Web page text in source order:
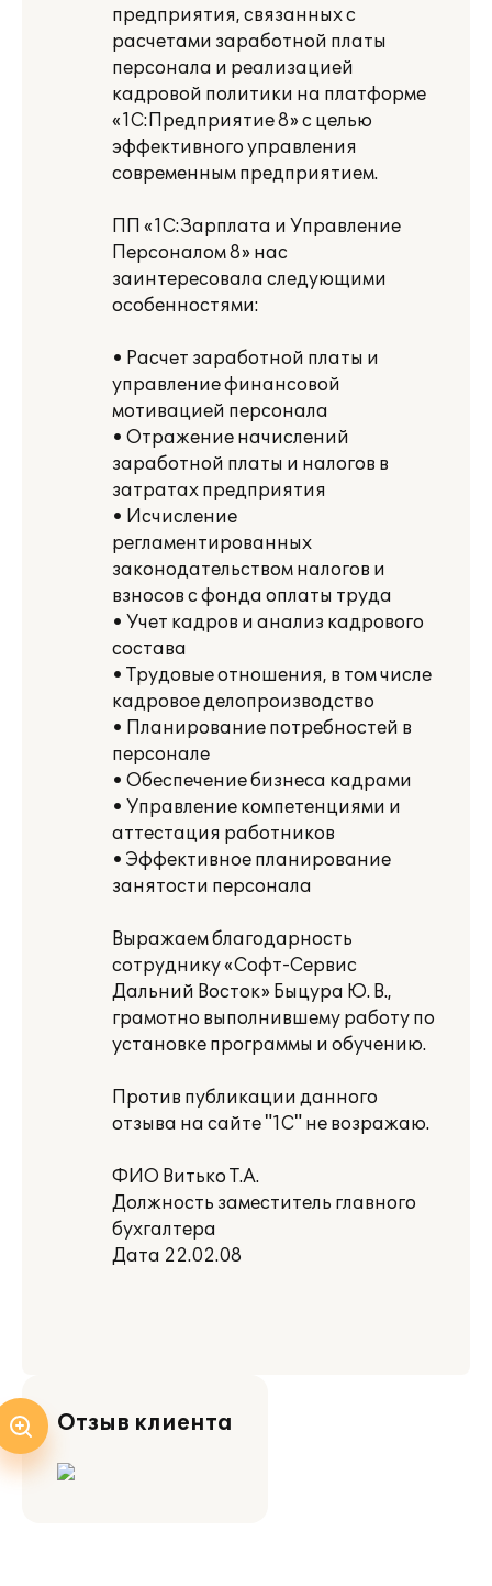
предприятия, связанных с
расчетами заработной платы
персонала и реализацией
кадровой политики на платформе
«1С:Предприятие 8» с целью
эффективного управления
современным предприятием.
ПП «1С:Зарплата и Управление
Персоналом 8» нас
заинтересовала следующими
особенностями:
• Расчет заработной платы и
управление финансовой
мотивацией персонала
• Отражение начислений
заработной платы и налогов в
затратах предприятия
• Исчисление
регламентированных
законодательством налогов и
взносов с фонда оплаты труда
• Учет кадров и анализ кадрового
состава
• Трудовые отношения, в том числе
кадровое делопроизводство
• Планирование потребностей в
персонале
• Обеспечение бизнеса кадрами
• Управление компетенциями и
аттестация работников
• Эффективное планирование
занятости персонала
Выражаем благодарность
сотруднику «Софт-Сервис
Дальний Восток» Быцура Ю. В.,
грамотно выполнившему работу по
установке программы и обучению.
Против публикации данного
отзыва на сайте "1С" не возражаю.
ФИО Витько Т.А.
Должность заместитель главного
бухгалтера
Дата 22.02.08
Отзыв клиента